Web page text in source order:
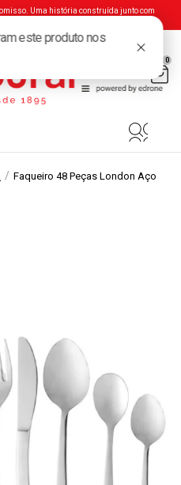
Uma história construída junto com
0
/ Faqueiro 48 Peças London Aço